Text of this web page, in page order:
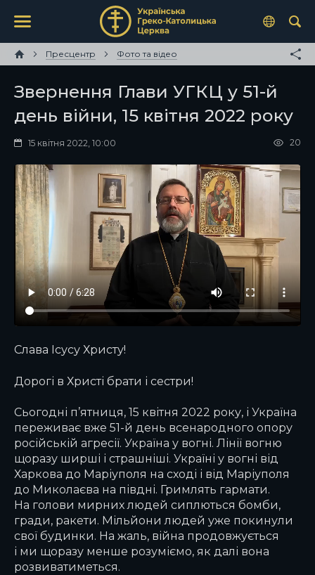
Пресцентр Фото та відео
Звернення Глави УГКЦ у 51-й
день війни, 15 квітня 2022 року
15 квітня 2022, 10:00 20
Слава Ісусу Христу!
Дорогі в Христі брати і сестри!
Сьогодні п’ятниця, 15 квітня 2022 року, і Україна
переживає вже 51-й день всенародного опору
російській агресії. Україна у вогні. Лінії вогню
щоразу ширші і страшніші. Україні у вогні від
Харкова до Маріуполя на сході і від Маріуполя
до Миколаєва на півдні. Гримлять гармати.
На голови мирних людей сиплються бомби,
гради, ракети. Мільйони людей уже покинули
свої будинки. На жаль, війна продовжується
і ми щоразу менше розуміємо, як далі вона
розвиватиметься.